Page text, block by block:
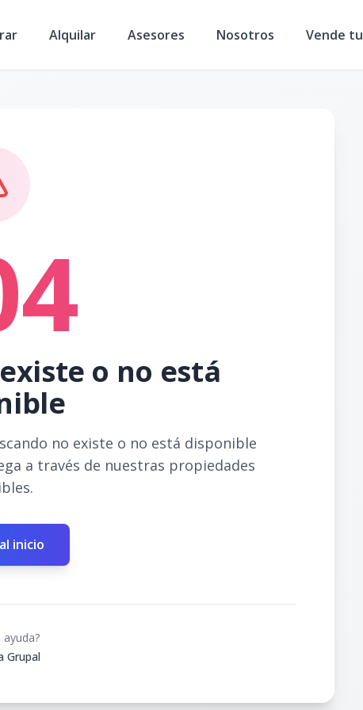
Alquilar Asesores Nosotros Vende
o no está
no existe o no está disponible
a través de nuestras propiedades
inicio
ayuda?
Grupal